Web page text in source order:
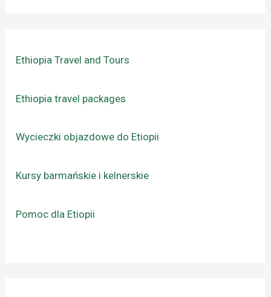
Ethiopia Travel and Tours
Ethiopia travel packages
Wycieczki objazdowe do Etiopii
Kursy barmańskie i kelnerskie
Pomoc dla Etiopii